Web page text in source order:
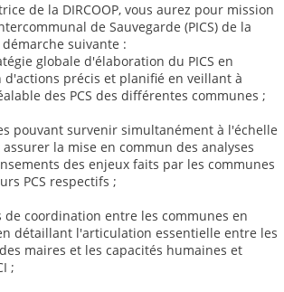
de la DIRCOOP, vous aurez pour mission
de Sauvegarde (PICS) de la
suivante :
globale d'élaboration du PICS en
précis et planifié en veillant à
des PCS des différentes communes ;
pouvant survenir simultanément à l'échelle
la mise en commun des analyses
des enjeux faits par les communes
PCS respectifs ;
de coordination entre les communes en
détaillant l'articulation essentielle entre les
maires et les capacités humaines et
;